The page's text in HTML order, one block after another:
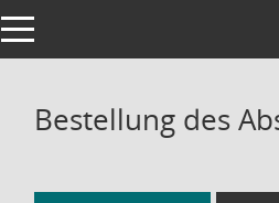
Toggle navigation
Bestellung des